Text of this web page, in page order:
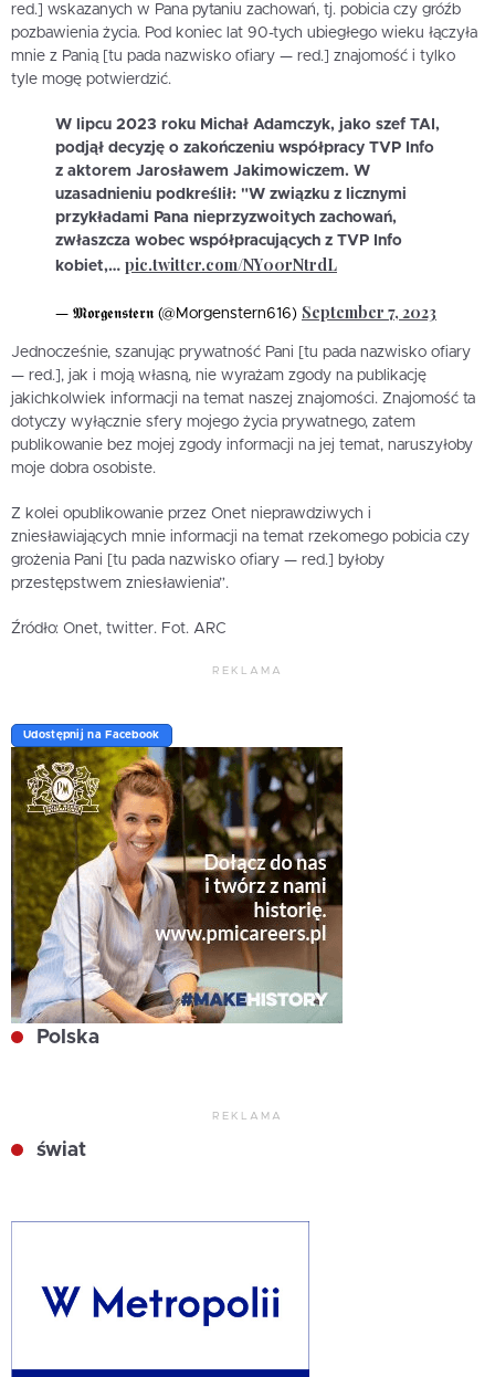
red.] wskazanych w Pana pytaniu zachowań, tj. pobicia czy gróźb
pozbawienia życia. Pod koniec lat 90-tych ubiegłego wieku łączyła
mnie z Panią [tu pada nazwisko ofiary — red.] znajomość i tylko
tyle mogę potwierdzić.
W lipcu 2023 roku Michał Adamczyk, jako szef TAI,
podjął decyzję o zakończeniu współpracy TVP Info
z aktorem Jarosławem Jakimowiczem. W
uzasadnieniu podkreślił: "W związku z licznymi
przykładami Pana nieprzyzwoitych zachowań,
zwłaszcza wobec współpracujących z TVP Info
kobiet,… pic.twitter.com/NY00rNtrdL
— 𝕸𝖔𝖗𝖌𝖊𝖓𝖘𝖙𝖊𝖗𝖓 (@Morgenstern616) September 7, 2023
Jednocześnie, szanując prywatność Pani [tu pada nazwisko ofiary
— red.], jak i moją własną, nie wyrażam zgody na publikację
jakichkolwiek informacji na temat naszej znajomości. Znajomość ta
dotyczy wyłącznie sfery mojego życia prywatnego, zatem
publikowanie bez mojej zgody informacji na jej temat, naruszyłoby
moje dobra osobiste.
Z kolei opublikowanie przez Onet nieprawdziwych i
zniesławiających mnie informacji na temat rzekomego pobicia czy
grożenia Pani [tu pada nazwisko ofiary — red.] byłoby
przestępstwem zniesławienia”.
Źródło: Onet, twitter. Fot. ARC
REKLAMA
Udostępnij na Facebook
Polska
REKLAMA
świat